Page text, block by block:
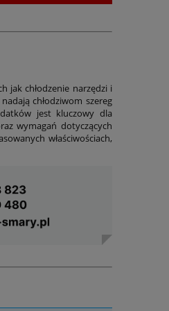
jak chłodzenie narzędzi i
chłodziwom szereg
jest kluczowy dla
wymagań dotyczących
właściwościach,